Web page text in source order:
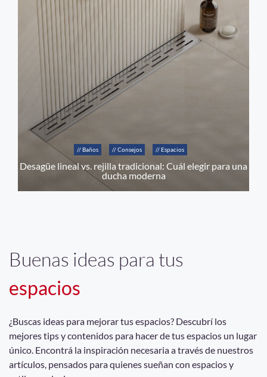
// Baños // Consejos // Espacios
Desagüe lineal vs. rejilla tradicional: Cuál elegir para una
ducha moderna
Buenas ideas para tus
espacios
¿Buscas ideas para mejorar tus espacios? Descubrí los
mejores tips y contenidos para hacer de tus espacios un lugar
único. Encontrá la inspiración necesaria a través de nuestros
artículos, pensados para quienes sueñan con espacios y